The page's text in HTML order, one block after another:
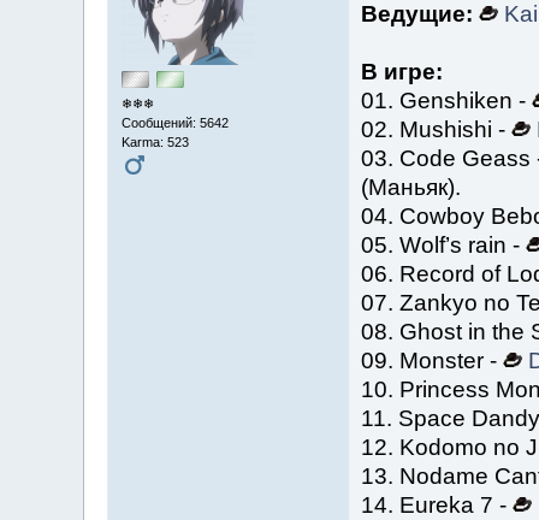
❄❄❄
Сообщений: 5642
Karma: 523
Ведущие: Kai
В игре:
01. Genshiken -
02. Mushishi -
03. Code Geass
(Маньяк).
04. Cowboy
05. Wolf’s rain -
06. Record of
07. Zankyo no
08. Ghost in the
09. Monster -
10. Princess
11. Space
12. Kodomo no
13. Nodame
14. Eureka 7 -